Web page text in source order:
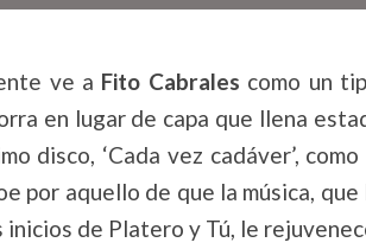
ve a Fito Cabrales como un
en lugar de capa que llena
disco, ‘Cada vez cadáver’,
por aquello de que la música,
inicios de Platero y Tú, le